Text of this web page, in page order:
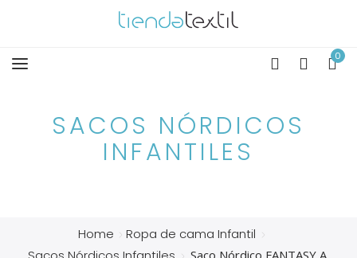
0
Toggle
SACOS NÓRDICOS
INFANTILES
Home
Ropa de cama Infantil
Saco Nórdico FANTASY A